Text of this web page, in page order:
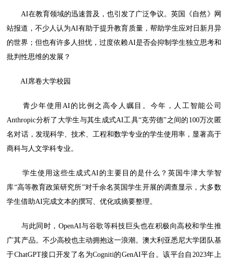
AI在教育领域的迅速普及，也引发了广泛争议。英国《自然》网
站报道，不少人认为AI有助于提升教育质量，帮助学生应对日新月异
的世界；但也有许多人担忧，过度依赖AI是否会抑制学生独立思考和
批判性思维的发展？
AI席卷大学校园
青少年使用AI的比例之高令人瞩目。今年，人工智能公司
Anthropic分析了大学生与其生成式AI工具“克劳德”之间的100万次匿
名对话，发现科学、技术、工程和数学专业的学生使用率，显著高于
商科与人文学科专业。
学生使用这些生成式AI的主要目的是什么？英国牛津大学智
库“高等教育政策研究所”对千余名英国学生开展的调查显示，大多数
学生借助AI完成文本的撰写、优化或摘要整理。
与此同时，OpenAI与谷歌等科技巨头也在积极向高校和学生推
广其产品。不少高校也主动拥抱这一浪潮。澳大利亚悉尼大学团队基
于ChatGPT接口开发了名为Cogniti的GenAI平台。该平台自2023年上